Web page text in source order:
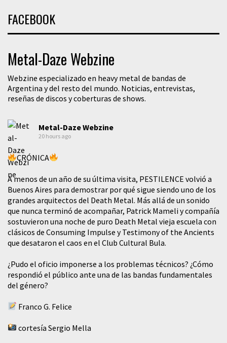
FACEBOOK
Metal-Daze Webzine
Webzine especializado en heavy metal de bandas de
Argentina y del resto del mundo. Noticias, entrevistas,
reseñas de discos y coberturas de shows.
Metal-Daze Webzine
20 hours ago
CRÓNICA
A menos de un año de su última visita, PESTILENCE volvió a
Buenos Aires para demostrar por qué sigue siendo uno de los
grandes arquitectos del Death Metal. Más allá de un sonido
que nunca terminó de acompañar, Patrick Mameli y compañía
sostuvieron una noche de puro Death Metal vieja escuela con
clásicos de Consuming Impulse y Testimony of the Ancients
que desataron el caos en el Club Cultural Bula.
¿Pudo el oficio imponerse a los problemas técnicos? ¿Cómo
respondió el público ante una de las bandas fundamentales
del género?
Franco G. Felice
cortesía Sergio Mella